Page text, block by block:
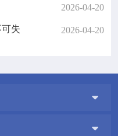
2026-04-20
失 2026-04-20

